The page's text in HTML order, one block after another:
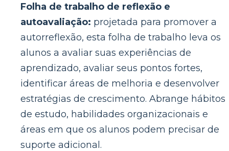
Folha de trabalho de reflexão e
autoavaliação: projetada para promover a
autorreflexão, esta folha de trabalho leva os
alunos a avaliar suas experiências de
aprendizado, avaliar seus pontos fortes,
identificar áreas de melhoria e desenvolver
estratégias de crescimento. Abrange hábitos
de estudo, habilidades organizacionais e
áreas em que os alunos podem precisar de
suporte adicional.